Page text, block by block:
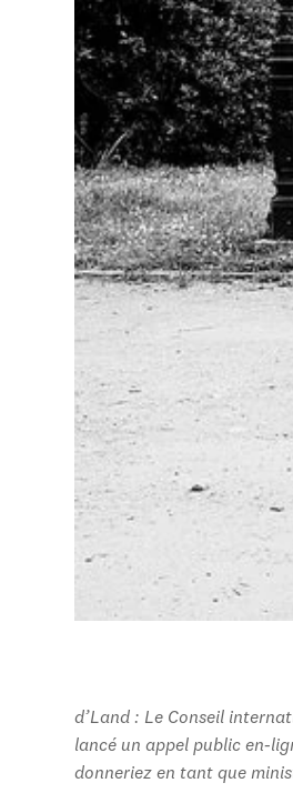
d’Land : Le Conseil
lancé un appel public en-
donneriez en tant que